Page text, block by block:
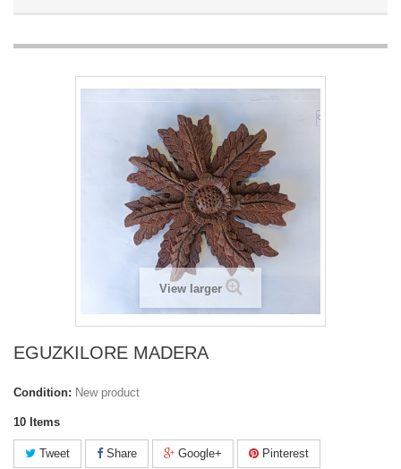
View larger
EGUZKILORE MADERA
Condition: New product
10 Items
Tweet Share Google+ Pinterest